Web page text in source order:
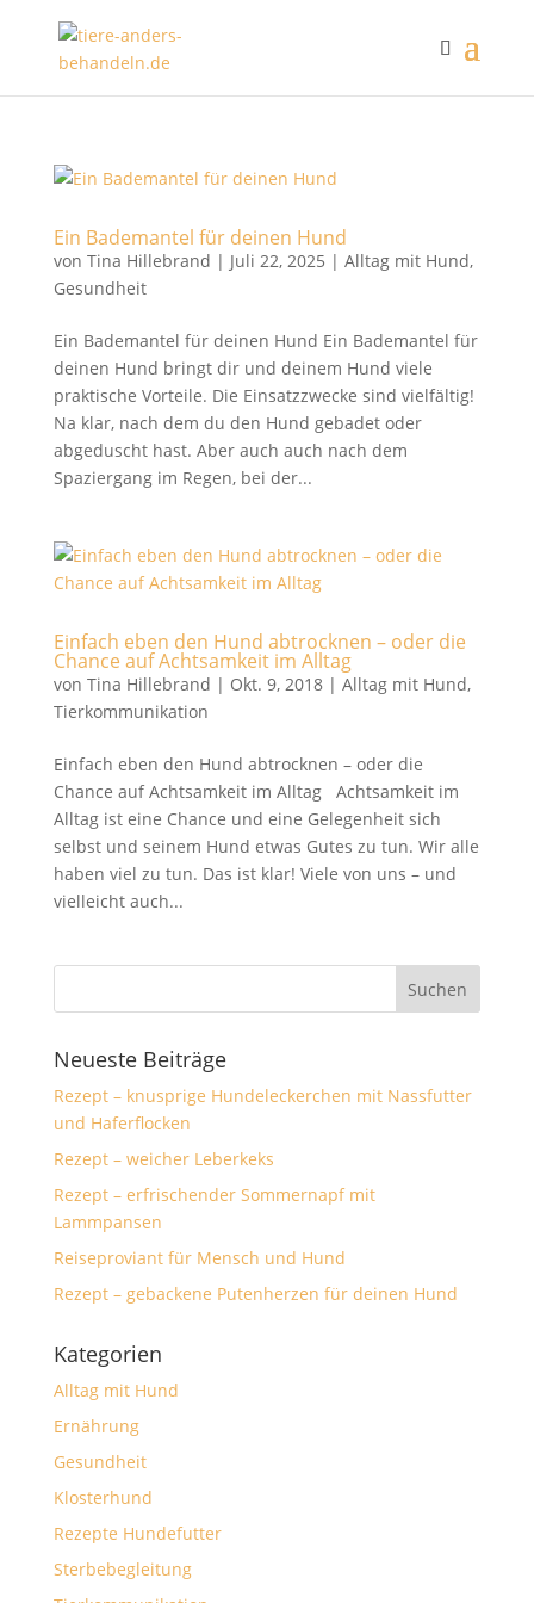
Ein Bademantel für deinen Hund
von Tina Hillebrand | Juli 22, 2025 | Alltag mit Hund,
Gesundheit
Ein Bademantel für deinen Hund Ein Bademantel für
deinen Hund bringt dir und deinem Hund viele
praktische Vorteile. Die Einsatzzwecke sind vielfältig!
Na klar, nach dem du den Hund gebadet oder
abgeduscht hast. Aber auch auch nach dem
Spaziergang im Regen, bei der...
Einfach eben den Hund abtrocknen – oder die
Chance auf Achtsamkeit im Alltag
von Tina Hillebrand | Okt. 9, 2018| Alltag mit Hund,
Tierkommunikation
Einfach eben den Hund abtrocknen – oder die
Chance auf Achtsamkeit im Alltag Achtsamkeit im
Alltag ist eine Chance und eine Gelegenheit sich
selbst und seinem Hund etwas Gutes zu tun. Wir alle
haben viel zu tun. Das ist klar! Viele von uns – und
vielleicht auch...
Neueste Beiträge
Rezept – knusprige Hundeleckerchen mit Nassfutter
und Haferflocken
Rezept – weicher Leberkeks
Rezept – erfrischender Sommernapf mit
Lammpansen
Reiseproviant für Mensch und Hund
Rezept – gebackene Putenherzen für deinen Hund
Kategorien
Alltag mit Hund
Ernährung
Gesundheit
Klosterhund
Rezepte Hundefutter
Sterbebegleitung